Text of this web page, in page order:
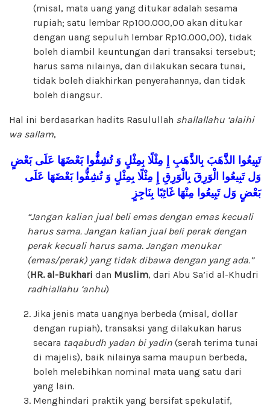
(misal, mata uang yang ditukar adalah sesama
rupiah; satu lembar Rp100.000,00 akan ditukar
dengan uang sepuluh lembar Rp10.000,00), tidak
boleh diambil keuntungan dari transaksi tersebut;
harus sama nilainya, dan dilakukan secara tunai,
tidak boleh diakhirkan penyerahannya, dan tidak
boleh diangsur.
Hal ini berdasarkan hadits Rasulullah shallallahu ‘alaihi
wa sallam,
تَبِيعُوا الذَّهَبَ بِالذَّهَبِ إِ مِثْلًا بِمِثْلٍ وَ تُشِفُّوا بَعْضَهَا عَلَى بَعْضٍ
وَل تَبِيعُوا الْوَرِقَ بِالْوَرِقِ إِ مِثْلًا بِمِثْلٍ وَ تُشِفُّوا بَعْضَهَا عَلَى
بَعْضٍ وَل تَبِيعُوا مِنْهَا غَائِبًا بِنَاجِزٍ
“Jangan kalian jual beli emas dengan emas kecuali
harus sama. Jangan kalian jual beli perak dengan
perak kecuali harus sama. Jangan menukar
(emas/perak) yang tidak dibawa dengan yang ada.”
(HR. al-Bukhari dan Muslim, dari Abu Sa’id al-Khudri
radhiallahu ‘anhu)
Jika jenis mata uangnya berbeda (misal, dollar
dengan rupiah), transaksi yang dilakukan harus
secara taqabudh yadan bi yadin (serah terima tunai
di majelis), baik nilainya sama maupun berbeda,
boleh melebihkan nominal mata uang satu dari
yang lain.
Menghindari praktik yang bersifat spekulatif,